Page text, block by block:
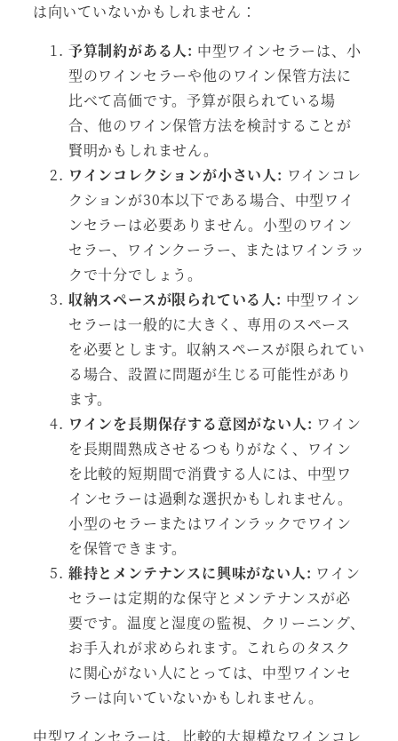
は向いていないかもしれません：
予算制約がある人: 中型ワインセラーは、小
型のワインセラーや他のワイン保管方法に
比べて高価です。予算が限られている場
合、他のワイン保管方法を検討することが
賢明かもしれません。
ワインコレクションが小さい人: ワインコレ
クションが30本以下である場合、中型ワイ
ンセラーは必要ありません。小型のワイン
セラー、ワインクーラー、またはワインラッ
クで十分でしょう。
収納スペースが限られている人: 中型ワイン
セラーは一般的に大きく、専用のスペース
を必要とします。収納スペースが限られてい
る場合、設置に問題が生じる可能性があり
ます。
ワインを長期保存する意図がない人: ワイン
を長期間熟成させるつもりがなく、ワイン
を比較的短期間で消費する人には、中型ワ
インセラーは過剰な選択かもしれません。
小型のセラーまたはワインラックでワイン
を保管できます。
維持とメンテナンスに興味がない人: ワイン
セラーは定期的な保守とメンテナンスが必
要です。温度と湿度の監視、クリーニング、
お手入れが求められます。これらのタスク
に関心がない人にとっては、中型ワインセ
ラーは向いていないかもしれません。
中型ワインセラーは、比較的大規模なワインコレ